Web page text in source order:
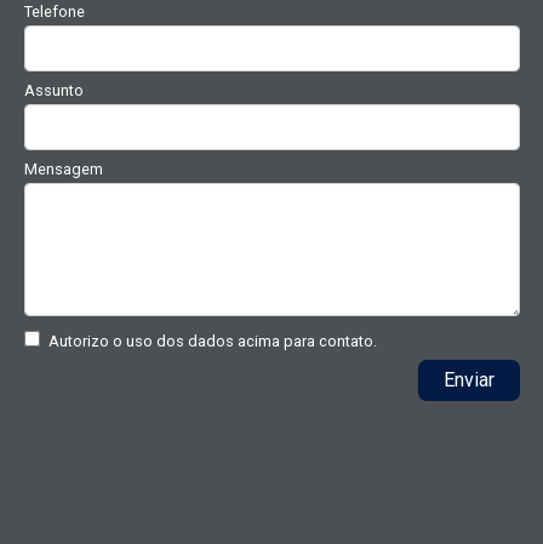
Telefone
Assunto
Mensagem
Autorizo o uso dos dados acima para contato.
Enviar